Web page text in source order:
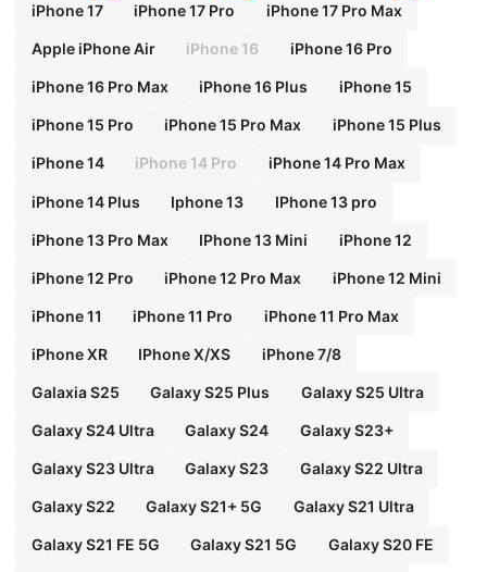
iPhone 17 iPhone 17 Pro iPhone 17 Pro Max
Apple iPhone Air iPhone 16 iPhone 16 Pro
iPhone 16 Pro Max iPhone 16 Plus iPhone 15
iPhone 15 Pro iPhone 15 Pro Max iPhone 15 Plus
iPhone 14 iPhone 14 Pro iPhone 14 Pro Max
iPhone 14 Plus Iphone 13 IPhone 13 pro
iPhone 13 Pro Max IPhone 13 Mini iPhone 12
iPhone 12 Pro iPhone 12 Pro Max iPhone 12 Mini
iPhone 11 iPhone 11 Pro iPhone 11 Pro Max
iPhone XR IPhone X/XS iPhone 7/8
Galaxia S25 Galaxy S25 Plus Galaxy S25 Ultra
Galaxy S24 Ultra Galaxy S24 Galaxy S23+
Galaxy S23 Ultra Galaxy S23 Galaxy S22 Ultra
Galaxy S22 Galaxy S21+ 5G Galaxy S21 Ultra
Galaxy S21 FE 5G Galaxy S21 5G Galaxy S20 FE